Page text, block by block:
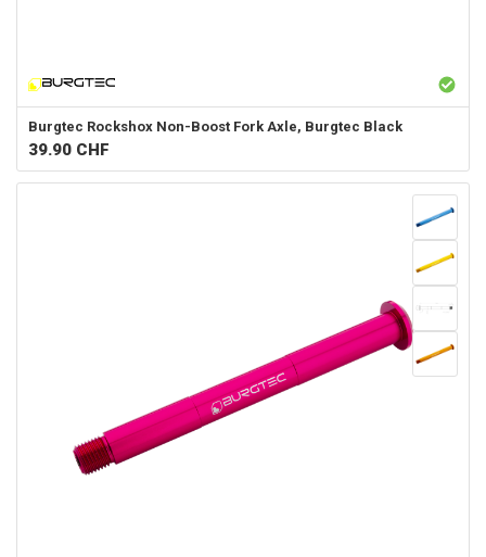
Burgtec Rockshox Non-Boost Fork Axle, Burgtec Black
39.90 CHF